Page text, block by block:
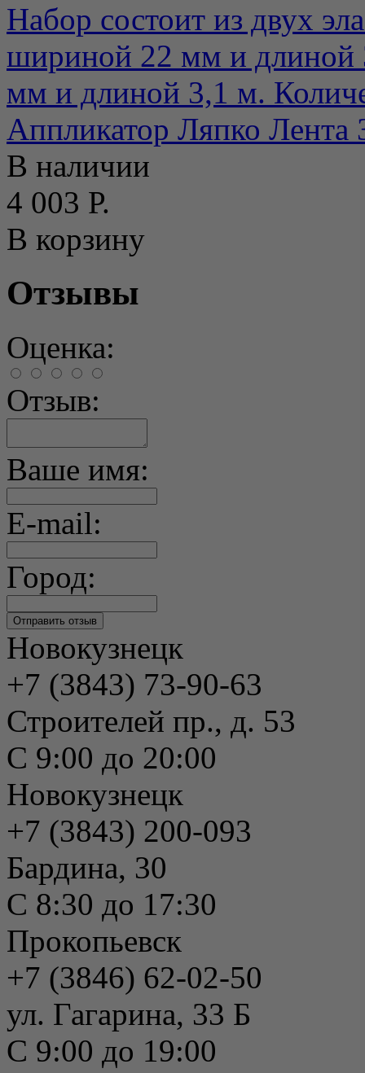
Набор состоит из двух
шириной 22 мм и длиной
мм и длиной 3,1 м.
Аппликатор Ляпко Лента
В наличии
4 003 Р.
В корзину
Отзывы
Оценка:
Отзыв:
Ваше имя:
E-mail:
Город:
Новокузнецк
+7 (3843) 73-90-63
Строителей пр., д. 53
С 9:00 до 20:00
Новокузнецк
+7 (3843) 200-093
Бардина, 30
С 8:30 до 17:30
Прокопьевск
+7 (3846) 62-02-50
ул. Гагарина, 33 Б
С 9:00 до 19:00